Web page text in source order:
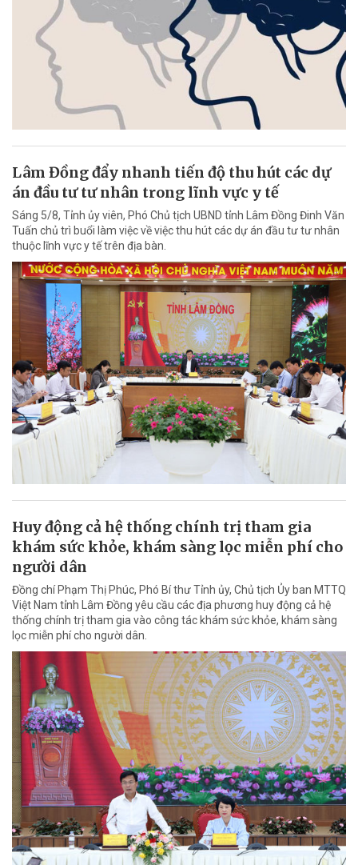
Lâm Đồng đẩy nhanh tiến độ thu hút các dự
án đầu tư tư nhân trong lĩnh vực y tế
Sáng 5/8, Tỉnh ủy viên, Phó Chủ tịch UBND tỉnh Lâm Đồng Đinh Văn
Tuấn chủ trì buổi làm việc về việc thu hút các dự án đầu tư tư nhân
thuộc lĩnh vực y tế trên địa bàn.
Huy động cả hệ thống chính trị tham gia
khám sức khỏe, khám sàng lọc miễn phí cho
người dân
Đồng chí Phạm Thị Phúc, Phó Bí thư Tỉnh ủy, Chủ tịch Ủy ban MTTQ
Việt Nam tỉnh Lâm Đồng yêu cầu các địa phương huy động cả hệ
thống chính trị tham gia vào công tác khám sức khỏe, khám sàng
lọc miễn phí cho người dân.